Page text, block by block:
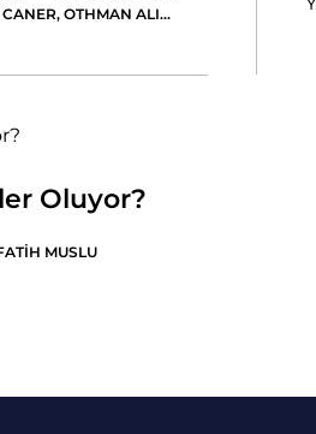
, OTHMAN ALI...
Oluyor?
MUSLU